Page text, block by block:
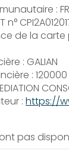
:
de la carte
: GALIAN
:
: https://
pas